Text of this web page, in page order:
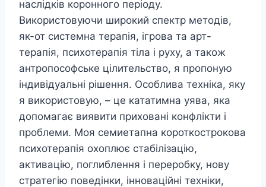
наслідків коронного періоду.
Використовуючи широкий спектр методів,
як-от системна терапія, ігрова та арт-
терапія, психотерапія тіла і руху, а також
антропософське цілительство, я пропоную
індивідуальні рішення. Особлива техніка, яку
я використовую, – це кататимна уява, яка
допомагає виявити приховані конфлікти і
проблеми. Моя семиетапна короткострокова
психотерапія охоплює стабілізацію,
активацію, поглиблення і переробку, нову
стратегію поведінки, інноваційні техніки,